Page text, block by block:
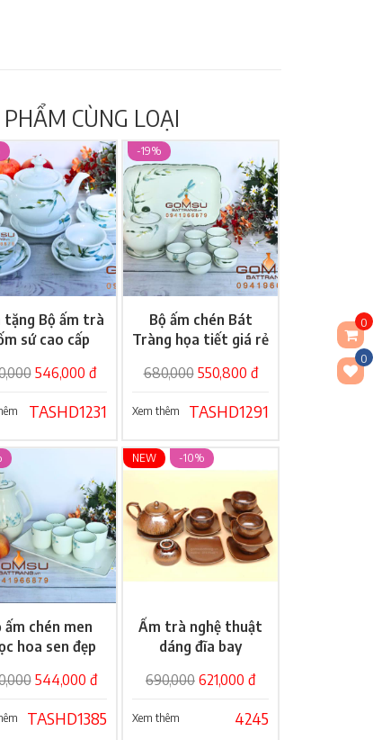
0
0
CÙNG LOẠI
Giỏ hàng
tặng Bộ ấm trà
sứ cao cấp
546,000 đ
TASHD1231
Giỏ hàng
-19%
Bộ ấm chén Bát
Tràng họa tiết giá rẻ
680,000550,800 đ
TASHD1291
Xem thêm
Giỏ hàng
ấm chén men
hoa sen đẹp
544,000 đ
TASHD1385
Giỏ hàng
NEW -10%
Ấm trà nghệ thuật
dáng đĩa bay
690,000 621,000 đ
4245
Xem thêm